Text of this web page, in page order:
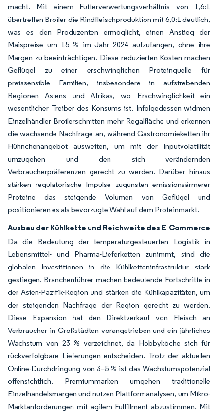
macht. Mit einem Futterverwertungsverhältnis von 1,6:1
übertreffen Broiler die Rindfleischproduktion mit 6,0:1 deutlich,
was es den Produzenten ermöglicht, einen Anstieg der
Maispreise um 15 % im Jahr 2024 aufzufangen, ohne ihre
Margen zu beeinträchtigen. Diese reduzierten Kosten machen
Geflügel zu einer erschwinglichen Proteinquelle für
preissensible Familien, insbesondere in aufstrebenden
Regionen Asiens und Afrikas, wo Erschwinglichkeit ein
wesentlicher Treiber des Konsums ist. Infolgedessen widmen
Einzelhändler Broilerschnitten mehr Regalfläche und erkennen
die wachsende Nachfrage an, während Gastronomieketten ihr
Hühnchenangebot ausweiten, um mit der Inputvolatilität
umzugehen und den sich verändernden
Verbraucherpräferenzen gerecht zu werden. Darüber hinaus
stärken regulatorische Impulse zugunsten emissionsärmerer
Proteine das steigende Volumen von Geflügel und
positionieren es als bevorzugte Wahl auf dem Proteinmarkt.
Ausbau der Kühlkette und Reichweite des E-Commerce
Da die Bedeutung der temperaturgesteuerten Logistik in
Lebensmittel- und Pharma-Lieferketten zunimmt, sind die
globalen Investitionen in die Kühlketteninfrastruktur stark
gestiegen. Branchenführer machen bedeutende Fortschritte in
der Asien-Pazifik-Region und stärken die Kühlkapazitäten, um
der steigenden Nachfrage der Region gerecht zu werden.
Diese Expansion hat den Direktverkauf von Fleisch an
Verbraucher in Großstädten vorangetrieben und ein jährliches
Wachstum von 23 % verzeichnet, da Hobbyköche sich für
rückverfolgbare Lieferungen entscheiden. Trotz der aktuellen
Online-Durchdringung von 3–5 % ist das Wachstumspotenzial
offensichtlich. Premiummarken umgehen traditionelle
Einzelhandelsmargen und nutzen Plattformanalysen, um Mikro-
Marktanforderungen mit agilem Fulfillment abzustimmen. Mit